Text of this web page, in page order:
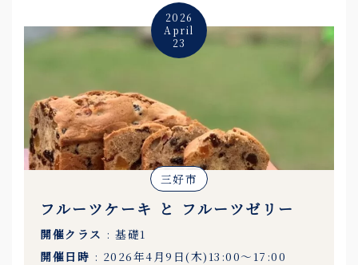
2026
April
23
三好市
フルーツケーキ と フルーツゼリー
開催クラス : 基礎1
開催日時 : 2026年4月9日(木)13:00〜17:00